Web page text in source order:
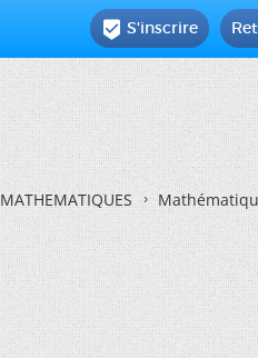
 S'inscrire
MATHEMATIQUES